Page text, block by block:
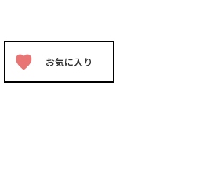
お気に入り